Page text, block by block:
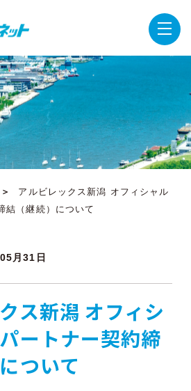
アルビレックス新潟 オフィシャル
結（継続）について
月31日
ス新潟 オフィシ
ートナー契約締
ついて